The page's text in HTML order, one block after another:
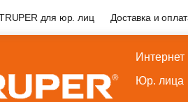
для юр. лиц Доставка и
Интернет
Юр. лица